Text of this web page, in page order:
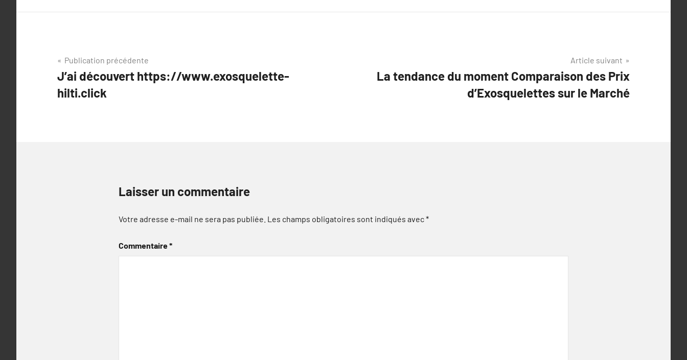
Navigation
de
l’article
Publication précédente
J’ai découvert https://www.exosquelette-
hilti.click
Article suivant
La tendance du moment Comparaison des Prix
d’Exosquelettes sur le Marché
Laisser un commentaire
Votre adresse e-mail ne sera pas publiée. Les champs obligatoires sont indiqués avec*
Commentaire*